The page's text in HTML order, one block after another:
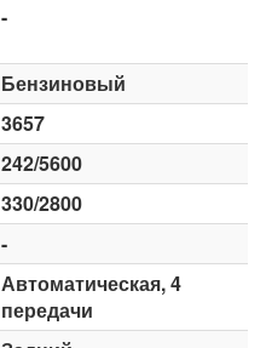
-
Бензиновый
3657
242/5600
330/2800
-
Автоматическая, 4
передачи